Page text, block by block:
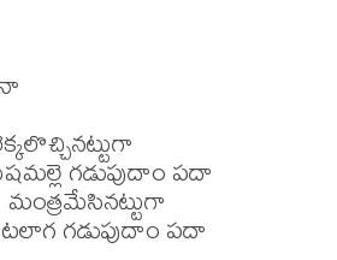
గడుపుదాం పదా
గడుపుదాం పదా